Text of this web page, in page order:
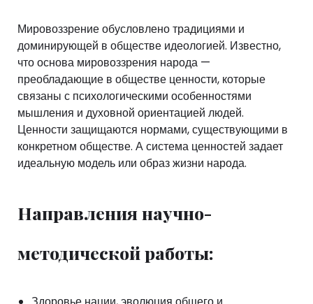
Мировоззрение обусловлено традициями и
доминирующей в обществе идеологией. Известно,
что основа мировоззрения народа —
преобладающие в обществе ценности, которые
связаны с психологическими особенностями
мышления и духовной ориентацией людей.
Ценности защищаются нормами, существующими в
конкретном обществе. А система ценностей задает
идеальную модель или образ жизни народа.
Направления научно-
методической работы: